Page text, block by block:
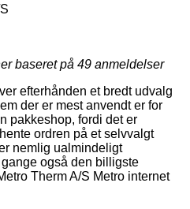
baseret på 49 anmeldelser
efterhånden et bredt udvalg
der er mest anvendt er for
pakkeshop, fordi det er
ordren på et selvvalgt
nemlig ualmindeligt
også den billigste
Therm A/S Metro internet